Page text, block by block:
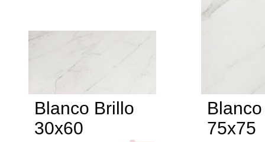
Blanco Brillo
30x60
75x75